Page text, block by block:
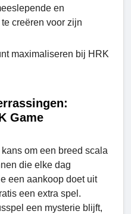
en
creëren voor zijn
maximaliseren bij HRK
Game
om een breed scala
die elke dag
een aankoop doet uit
een extra spel.
een mysterie blijft,